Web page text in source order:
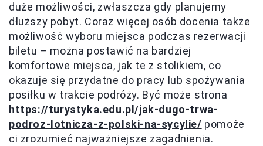
duże możliwości, zwłaszcza gdy planujemy
dłuższy pobyt. Coraz więcej osób docenia także
możliwość wyboru miejsca podczas rezerwacji
biletu – można postawić na bardziej
komfortowe miejsca, jak te z stolikiem, co
okazuje się przydatne do pracy lub spożywania
posiłku w trakcie podróży. Być może strona
https://turystyka.edu.pl/jak-dugo-trwa-
podroz-lotnicza-z-polski-na-sycylie/ pomoże
ci zrozumieć najważniejsze zagadnienia.